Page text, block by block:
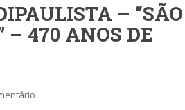
– “SÃO
– 470 ANOS DE